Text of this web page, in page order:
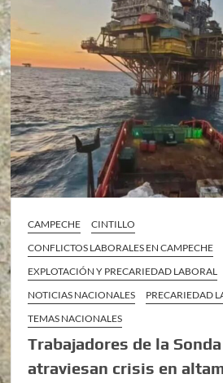
CAMPECHE
CINTILLO
CONFLICTOS LABORALES EN CAMPECHE
EXPLOTACIÓN Y PRECARIEDAD LABORAL
NOTICIAS NACIONALES
PRECARIEDAD
TEMAS NACIONALES
Trabajadores de la
atraviesan crisis en